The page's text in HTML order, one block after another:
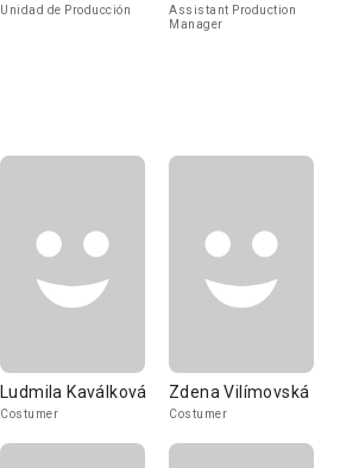
Unidad de Producción
Assistant Production
Manager
Ludmila Kaválková
Costumer
Zdena Vilímovská
Costumer